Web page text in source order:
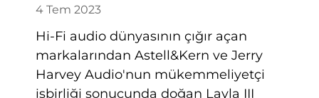
4 Tem 2023
Hi-Fi audio dünyasının çığır açan
markalarından Astell&Kern ve Jerry
Harvey Audio'nun mükemmeliyetçi
işbirliği sonucunda doğan Layla III